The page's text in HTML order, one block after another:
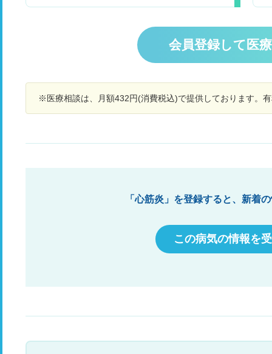
くべきですか？ ネットで少しみただけで詳しく知
らないので皮膚筋炎について教えてほしいです。
の病気を疑い、MRI、MRCP、CT検査をしました
が異常ありませんでした。超音波内視鏡検査をし
たほうが良いでしょうか。医者は様子見と言われ
てます。 一応、胸の痛みは心電図、CTで異常な
1/
会員登録して医
※医療相談は、月額432円(消費税込)で提供しております。
「心筋炎」を登録すると、新着
この病気の情報を